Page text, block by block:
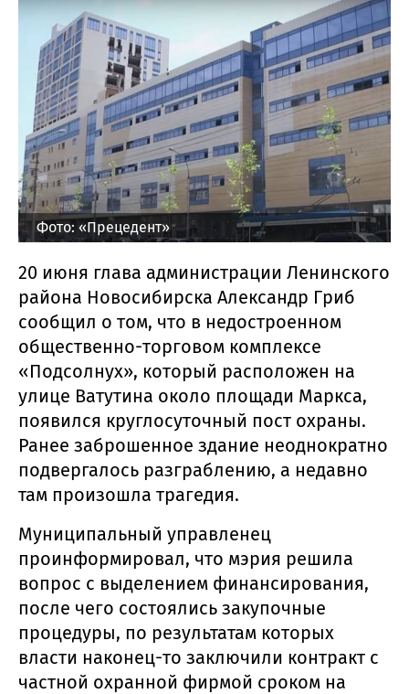
Фото: «Прецедент»
20 июня глава администрации Ленинского
района Новосибирска Александр Гриб
сообщил о том, что в недостроенном
общественно-торговом комплексе
«Подсолнух», который расположен на
улице Ватутина около площади Маркса,
появился круглосуточный пост охраны.
Ранее заброшенное здание неоднократно
подвергалось разграблению, а недавно
там произошла трагедия.
Муниципальный управленец
проинформировал, что мэрия решила
вопрос с выделением финансирования,
после чего состоялись закупочные
процедуры, по результатам которых
власти наконец-то заключили контракт с
частной охранной фирмой сроком на